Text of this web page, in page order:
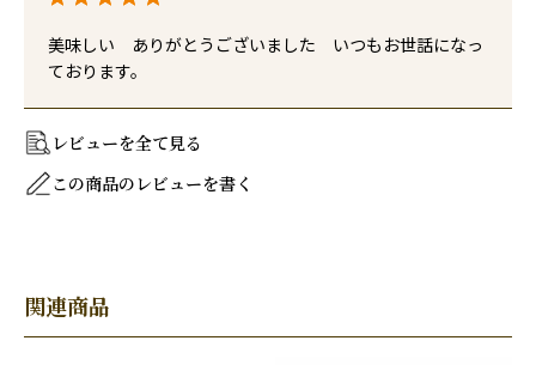
美味しい　ありがとうございました　いつもお世話になっ
ております。
レビューを全て見る
この商品のレビューを書く
関連商品